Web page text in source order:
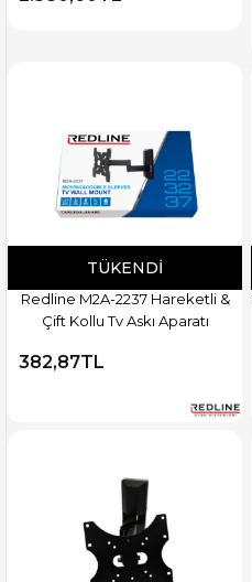
TÜKENDI
Redline M2A-2237 Hareketli &
Çift Kollu Tv Askı Aparatı
382,87TL